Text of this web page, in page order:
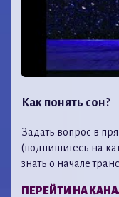
Как понять сон?
Задать вопрос в
(подпишитесь на
знать о начале
ПЕРЕЙТИ НА